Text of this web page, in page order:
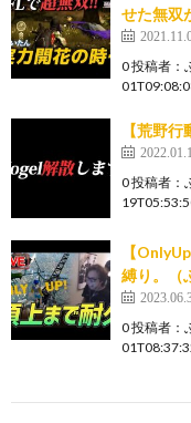
せた無双
0 投稿者：
【荒野
0 投稿者：
【
縛り。（
0 投稿者：